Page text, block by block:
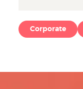
Corporate